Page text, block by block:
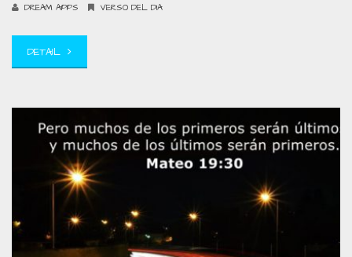
DREAM APPS VERSO DEL DIA
DETAIL